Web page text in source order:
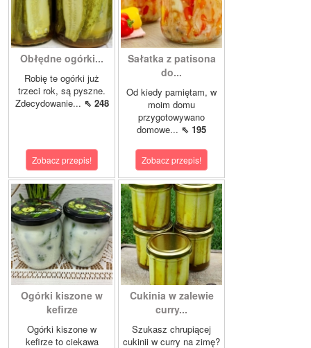
Obłędne ogórki...
Robię te ogórki już
trzeci rok, są pyszne.
Zdecydowanie... ⇖ 248
Zobacz przepis!
Sałatka z patisona
do...
Od kiedy pamiętam, w
moim domu
przygotowywano
domowe... ⇖ 195
Zobacz przepis!
Ogórki kiszone w
kefirze
Ogórki kiszone w
kefirze to ciekawa
Cukinia w zalewie
curry...
Szukasz chrupiącej
cukinii w curry na zimę?